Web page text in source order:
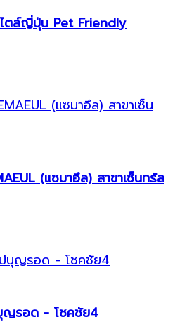
ตล์ญี่ปุ่น Pet Friendly
(แซมาอึล) สาขาเซ็นทรัล
ญรอด - โชคชัย4